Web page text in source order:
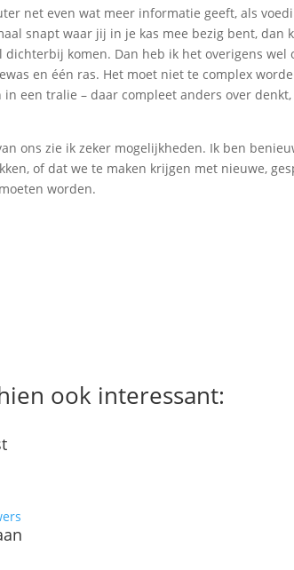
net even wat meer informatie geeft, als
snapt waar jij in je kas mee bezig bent, dan
dichterbij komen. Dan heb ik het overigens wel
en één ras. Het moet niet te complex
een tralie – daar compleet anders over
ons zie ik zeker mogelijkheden. Ik ben
of dat we te maken krijgen met nieuwe,
worden.
ook interessant: